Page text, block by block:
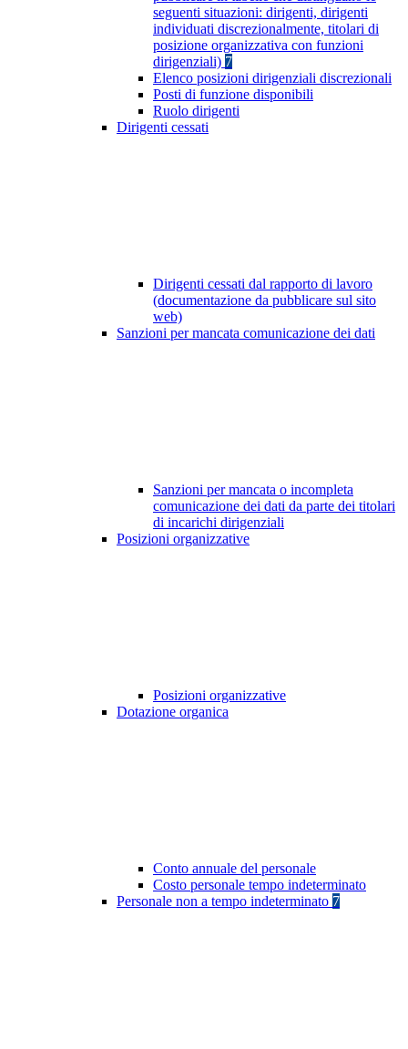
seguenti situazioni: dirigenti, dirigenti
individuati discrezionalmente, titolari di
posizione organizzativa con funzioni
dirigenziali) 7
Elenco posizioni dirigenziali discrezionali
Posti di funzione disponibili
Ruolo dirigenti
Dirigenti cessati
Dirigenti cessati dal rapporto di lavoro
(documentazione da pubblicare sul sito
web)
Sanzioni per mancata comunicazione dei dati
Sanzioni per mancata o incompleta
comunicazione dei dati da parte dei titolari
di incarichi dirigenziali
Posizioni organizzative
Posizioni organizzative
Dotazione organica
Conto annuale del personale
Costo personale tempo indeterminato
Personale non a tempo indeterminato 7